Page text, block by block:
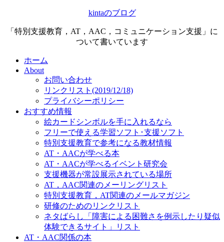
kintaのブログ
「特別支援教育，AT，AAC，コミュニケーション支援」に
ついて書いています
ホーム
About
お問い合わせ
リンクリスト(2019/12/18)
プライバシーポリシー
おすすめ情報
絵カードシンボルを手に入れるなら
フリーで使える学習ソフト･支援ソフト
特別支援教育で参考になる教材情報
AT・AACが学べる本
AT・AACが学べるイベント研究会
支援機器が常設展示されている場所
AT，AAC関連のメーリングリスト
特別支援教育，AT関連のメールマガジン
研修のためのリンクリスト
ネタばらし「障害による困難さを例示したり疑似
体験できるサイト」リスト
AT・AAC関係の本